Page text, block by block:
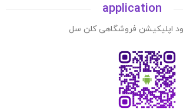
application
اپلیکیشن فروشگاهی کلن سل